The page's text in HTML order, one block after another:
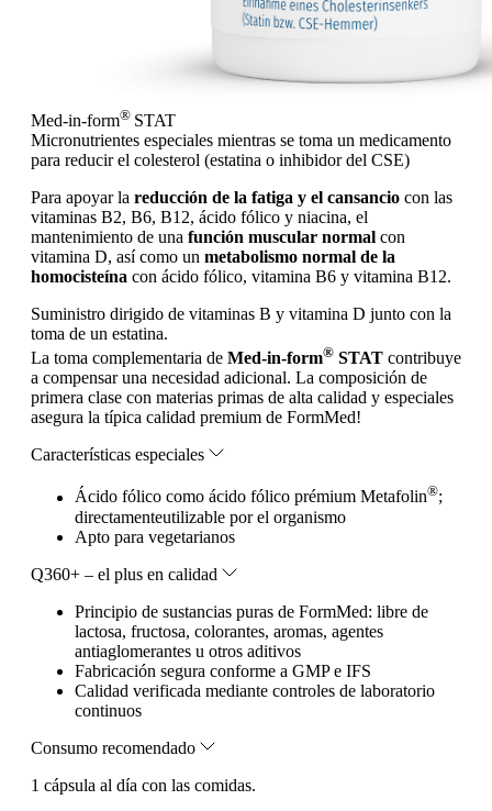
Med-in-form® STAT
Micronutrientes especiales mientras se toma un medicamento
para reducir el colesterol (estatina o inhibidor del CSE)
Para apoyar la reducción de la fatiga y el cansancio con las
vitaminas B2, B6, B12, ácido fólico y niacina, el
mantenimiento de una función muscular normal con
vitamina D, así como un metabolismo normal de la
homocisteína con ácido fólico, vitamina B6 y vitamina B12.
Suministro dirigido de vitaminas B y vitamina D junto con la
toma de un estatina.
La toma complementaria de Med-in-form® STAT contribuye
a compensar una necesidad adicional. La composición de
primera clase con materias primas de alta calidad y especiales
asegura la típica calidad premium de FormMed!
Características especiales
Ácido fólico como ácido fólico prémium Metafolin®;
directamenteutilizable por el organismo
Apto para vegetarianos
Q360+ – el plus en calidad
Principio de sustancias puras de FormMed: libre de
lactosa, fructosa, colorantes, aromas, agentes
antiaglomerantes u otros aditivos
Fabricación segura conforme a GMP e IFS
Calidad verificada mediante controles de laboratorio
continuos
Consumo recomendado
1 cápsula al día con las comidas.